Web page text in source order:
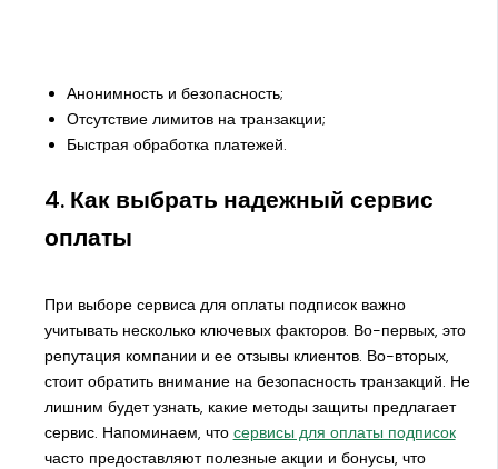
Анонимность и безопасность;
Отсутствие лимитов на транзакции;
Быстрая обработка платежей.
4. Как выбрать надежный сервис
оплаты
При выборе сервиса для оплаты подписок важно
учитывать несколько ключевых факторов. Во-первых, это
репутация компании и ее отзывы клиентов. Во-вторых,
стоит обратить внимание на безопасность транзакций. Не
лишним будет узнать, какие методы защиты предлагает
сервис. Напоминаем, что сервисы для оплаты подписок
часто предоставляют полезные акции и бонусы, что